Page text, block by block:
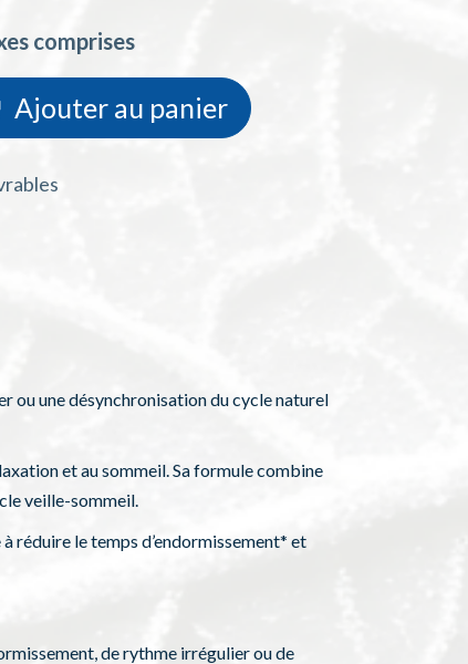
comprises
Ajouter au panier
ou une désynchronisation du cycle naturel
et au sommeil. Sa formule combine
veille-sommeil.
réduire le temps d’endormissement* et
de rythme irrégulier ou de